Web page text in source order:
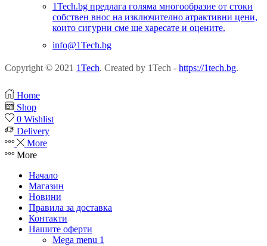
1Tech.bg предлага голяма многообразие от стоки
собствен внос на изключително атрактивни цени,
които сигурни сме ще харесате и оцените.
info@1Tech.bg
Copyright © 2021 1Tech. Created by 1Tech - https://1tech.bg.
Home
Shop
0 Wishlist
Delivery
More
More
Начало
Магазин
Новини
Правила за доставка
Контакти
Нашите оферти
Mega menu 1